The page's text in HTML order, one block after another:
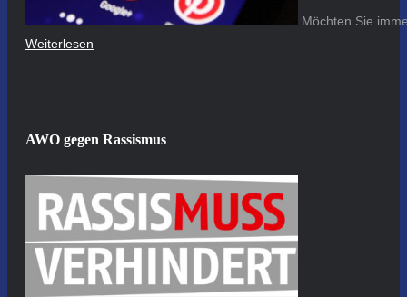
Möchten Sie
Weiterlesen
AWO gegen Rassismus